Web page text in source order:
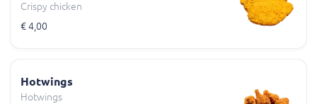
Crispy chicken
€ 4,00
Hotwings
Hotwings